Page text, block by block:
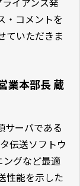
・コメントを
ていただきま
業本部長 蔵
サーバである
伝送ソフトウ
グなど最適
性能を示した